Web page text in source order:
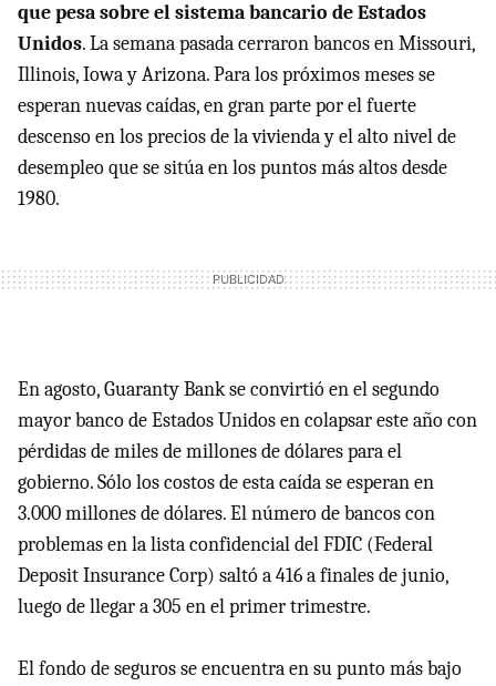
que pesa sobre el sistema bancario de Estados
Unidos. La semana pasada cerraron bancos en Missouri,
Illinois, Iowa y Arizona. Para los próximos meses se
esperan nuevas caídas, en gran parte por el fuerte
descenso en los precios de la vivienda y el alto nivel de
desempleo que se sitúa en los puntos más altos desde
1980.
En agosto, Guaranty Bank se convirtió en el segundo
mayor banco de Estados Unidos en colapsar este año con
pérdidas de miles de millones de dólares para el
gobierno. Sólo los costos de esta caída se esperan en
3.000 millones de dólares. El número de bancos con
problemas en la lista confidencial delFDIC (Federal
Deposit Insurance Corp) saltó a 416 a finales de junio,
luego de llegar a 305 en el primer trimestre.
El fondo de seguros se encuentra en su punto más bajo